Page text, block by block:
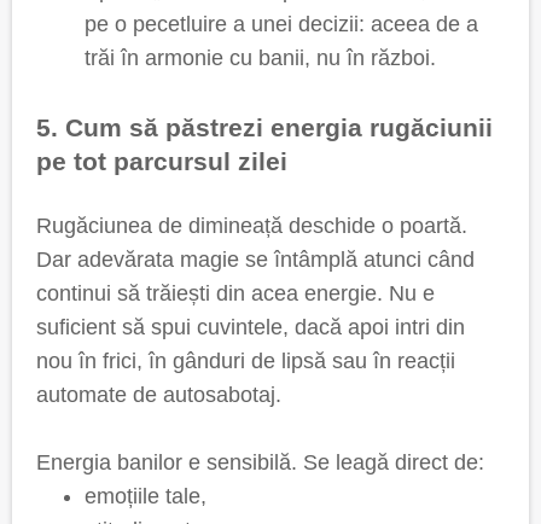
pe o pecetluire a unei decizii: aceea de a
trăi în armonie cu banii, nu în război.
5. Cum să păstrezi energia rugăciunii
pe tot parcursul zilei
Rugăciunea de dimineață deschide o poartă.
Dar adevărata magie se întâmplă atunci când
continui să trăiești din acea energie. Nu e
suficient să spui cuvintele, dacă apoi intri din
nou în frici, în gânduri de lipsă sau în reacții
automate de autosabotaj.
Energia banilor e sensibilă. Se leagă direct de:
emoțiile tale,